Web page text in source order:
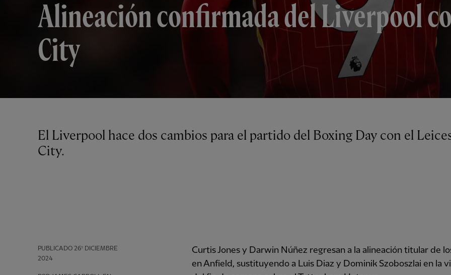
Alineación confirmada del Liverpool
City
PUBLICADO 26º DICIEMBRE
2024
El Liverpool hace dos cambios para el partido del Boxing Day con el Leicester
City.
Curtis Jones y Darwin Núñez regresan a la alineación titular de
en Anfield, sustituyendo a Luis Diaz y Dominik Szoboszlai en la